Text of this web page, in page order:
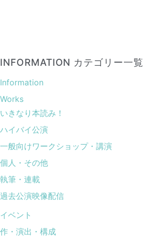
INFORMATION カテゴリー一覧
Information
Works
いきなり本読み！
ハイバイ公演
一般向けワークショップ・講演
個人・その他
執筆・連載
過去公演映像配信
イベント
作・演出・構成